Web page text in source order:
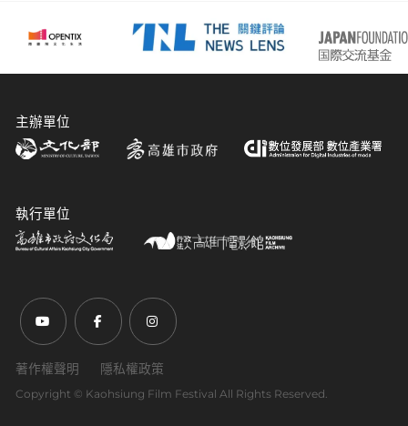
主辦單位
執行單位
前往Youtube頻道(另開新視窗)
前往Facebook粉絲團(另開新視窗)
前往Instagram粉絲團(另開新視窗)
著作權聲明 隱私權政策
Copyright ©︎ Kaohsiung Film Festival All Rights Reserved.